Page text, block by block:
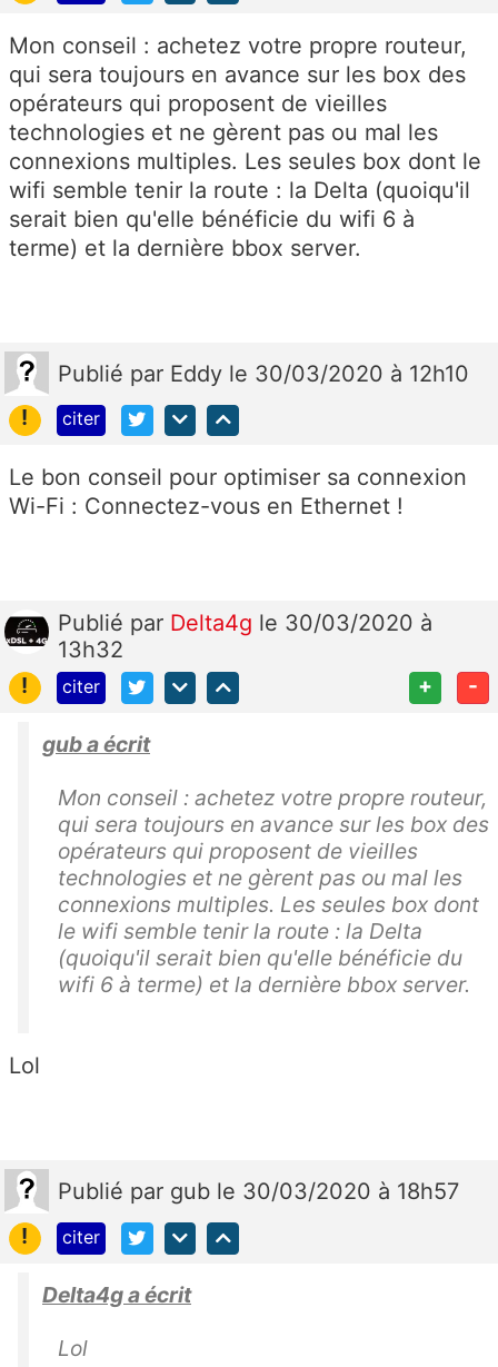
Mon conseil : achetez votre propre routeur,
qui sera toujours en avance sur les box des
opérateurs qui proposent de vieilles
technologies et ne gèrent pas ou mal les
connexions multiples. Les seules box dont le
wifi semble tenir la route : la Delta (quoiqu'il
serait bien qu'elle bénéficie du wifi 6 à
terme) et la dernière bbox server.
Publié par Eddy le 30/03/2020 à 12h10
!
citer
Le bon conseil pour optimiser sa connexion
Wi-Fi : Connectez-vous en Ethernet !
Publié par Delta4g le 30/03/2020 à
13h32
!
citer + -
gub a écrit
Mon conseil : achetez votre propre routeur,
qui sera toujours en avance sur les box des
opérateurs qui proposent de vieilles
technologies et ne gèrent pas ou mal les
connexions multiples. Les seules box dont
le wifi semble tenir la route : la Delta
(quoiqu'il serait bien qu'elle bénéficie du
wifi 6 à terme) et la dernière bbox server.
Lol
Publié par gub le 30/03/2020 à 18h57
!
citer
Delta4g a écrit
Lol